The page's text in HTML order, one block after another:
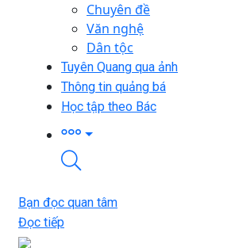
Chuyên đề
Văn nghệ
Dân tộc
Tuyên Quang qua ảnh
Thông tin quảng bá
Học tập theo Bác
Bạn đọc quan tâm
Đọc tiếp